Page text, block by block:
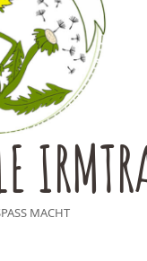
MACHT